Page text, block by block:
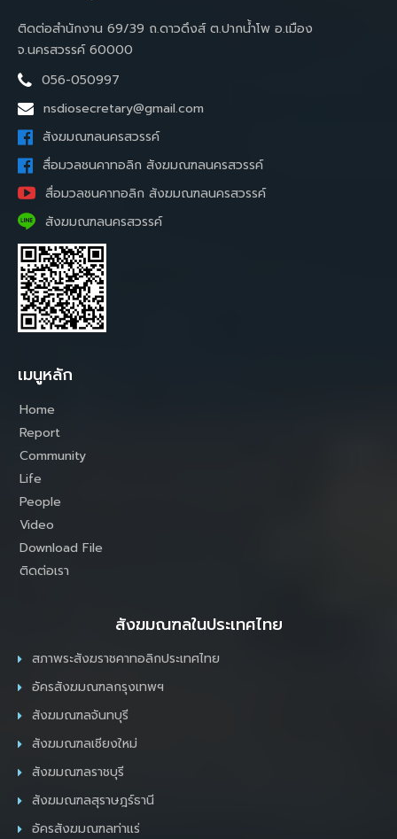
ติดต่อสำนักงาน 69/39 ถ.ดาวดึงส์ ต.ปากน้ำโพ อ.เมือง
จ.นครสวรรค์ 60000
056-050997
nsdiosecretary@gmail.com
สังฆมณฑลนครสวรรค์
สื่อมวลชนคาทอลิก สังฆมณฑลนครสวรรค์
สื่อมวลชนคาทอลิก สังฆมณฑลนครสวรรค์
สังฆมณฑลนครสวรรค์
เมนูหลัก
Home
Report
Community
Life
People
Video
Download File
ติดต่อเรา
สังฆมณฑลในประเทศไทย
สภาพระสังฆราชคาทอลิกประเทศไทย
อัครสังฆมณฑลกรุงเทพฯ
สังฆมณฑลจันทบุรี
สังฆมณฑลเชียงใหม่
สังฆมณฑลราชบุรี
สังฆมณฑลสุราษฎร์ธานี
อัครสังฆมณฑลท่าแร่